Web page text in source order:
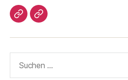
Impressum/DatSchutz
Beliebte
nach: